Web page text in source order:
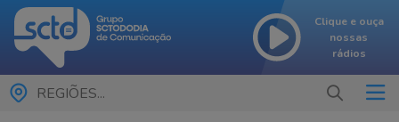
Clique e ouça
nossas
rádios
REGIÕES...